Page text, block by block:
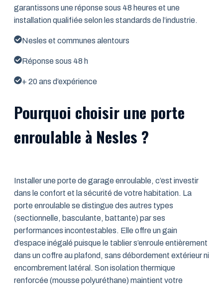
garantissons une réponse sous 48 heures et une
installation qualifiée selon les standards de l’industrie.
Nesles et communes alentours
Réponse sous 48 h
+ 20 ans d’expérience
Pourquoi choisir une porte
enroulable à Nesles ?
Installer une porte de garage enroulable, c’est investir
dans le confort et la sécurité de votre habitation. La
porte enroulable se distingue des autres types
(sectionnelle, basculante, battante) par ses
performances incontestables. Elle offre un gain
d’espace inégalé puisque le tablier s’enroule entièrement
dans un coffre au plafond, sans débordement extérieur ni
encombrement latéral. Son isolation thermique
renforcée (mousse polyuréthane) maintient votre